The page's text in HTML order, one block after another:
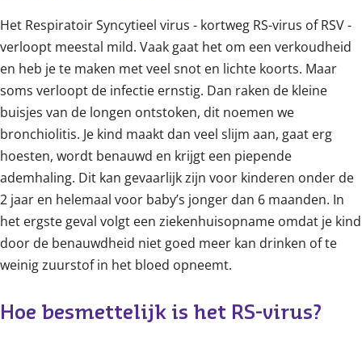
Het Respiratoir Syncytieel virus - kortweg RS-virus of RSV -
verloopt meestal mild. Vaak gaat het om een verkoudheid
en heb je te maken met veel snot en lichte koorts. Maar
soms verloopt de infectie ernstig. Dan raken de kleine
buisjes van de longen ontstoken, dit noemen we
bronchiolitis. Je kind maakt dan veel slijm aan, gaat erg
hoesten, wordt benauwd en krijgt een piepende
ademhaling. Dit kan gevaarlijk zijn voor kinderen onder de
2 jaar en helemaal voor baby’s jonger dan 6 maanden. In
het ergste geval volgt een ziekenhuisopname omdat je kind
door de benauwdheid niet goed meer kan drinken of te
weinig zuurstof in het bloed opneemt.
Hoe besmettelijk is het RS-virus?